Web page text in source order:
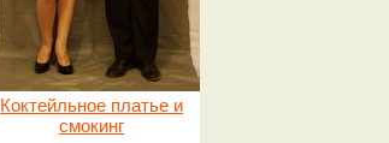
Коктейльное платье и
смокинг